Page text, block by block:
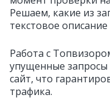
Решаем, какие из
текстовое
Работа с
упущенные
сайт, что
трафика.